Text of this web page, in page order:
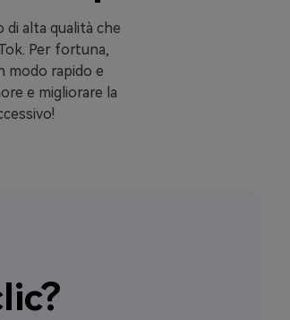
di alta qualità che
Per fortuna,
modo rapido e
e migliorare la